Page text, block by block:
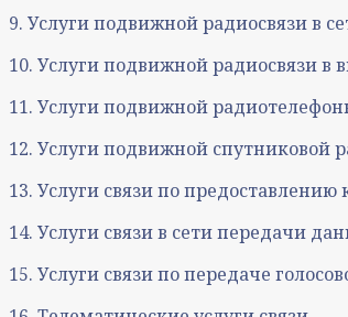
9. Услуги подвижной радиосвязи в
10. Услуги подвижной радиосвязи в
11. Услуги подвижной
12. Услуги подвижной спутниковой
13. Услуги связи по предоставлению
14. Услуги связи в сети передачи
15. Услуги связи по передаче